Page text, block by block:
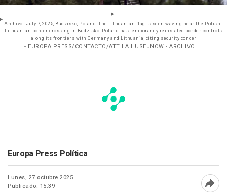
Archivo - July 7, 2025, Budzisko, Poland: The Lithuanian flag is seen waving near the Polish -
Lithuanian border crossing in Budzisko. Poland has temporarily reinstated border controls
along its frontiers with Germany and Lithuania, citing security concer
- EUROPA PRESS/CONTACTO/ATTILA HUSEJNOW - ARCHIVO
Europa Press Política
Lunes, 27 octubre 2025
Publicado: 15:39